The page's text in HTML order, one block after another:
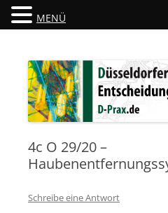
Düsseldorfer
4c O 29/20 –
Schreibe eine Antwort
MENÜ